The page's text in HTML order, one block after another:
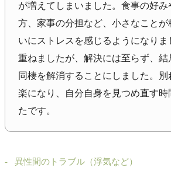
が増えてしまいました。食事の好み
方、家事の分担など、小さなことが
いにストレスを感じるようになりま
重ねましたが、解決には至らず、結
同棲を解消することにしました。
楽になり、自分自身を見つめ直す時
たです。
異性間のトラブル（浮気など）